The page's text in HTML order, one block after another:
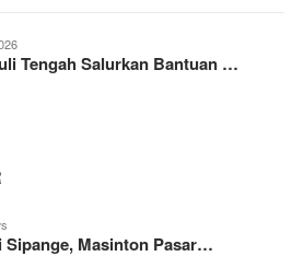
Tengah Salurkan Bantuan …
Sipange, Masinton Pasar…